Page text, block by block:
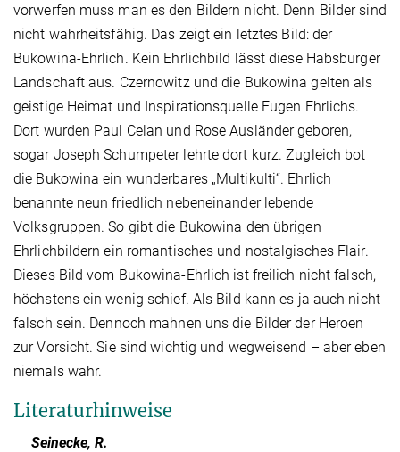
vorwerfen muss man es den Bildern nicht. Denn Bilder sind
nicht wahrheitsfähig. Das zeigt ein letztes Bild: der
Bukowina-Ehrlich. Kein Ehrlichbild lässt diese Habsburger
Landschaft aus. Czernowitz und die Bukowina gelten als
geistige Heimat und Inspirationsquelle Eugen Ehrlichs.
Dort wurden Paul Celan und Rose Ausländer geboren,
sogar Joseph Schumpeter lehrte dort kurz. Zugleich bot
die Bukowina ein wunderbares „Multikulti“. Ehrlich
benannte neun friedlich nebeneinander lebende
Volksgruppen. So gibt die Bukowina den übrigen
Ehrlichbildern ein romantisches und nostalgisches Flair.
Dieses Bild vom Bukowina-Ehrlich ist freilich nicht falsch,
höchstens ein wenig schief. Als Bild kann es ja auch nicht
falsch sein. Dennoch mahnen uns die Bilder der Heroen
zur Vorsicht. Sie sind wichtig und wegweisend – aber eben
niemals wahr.
Literaturhinweise
Seinecke, R.